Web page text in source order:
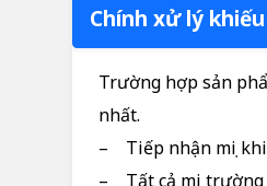
Chính xử lý
Trường hợp sản
nhất.
– Tiếp nhận mọi
– Tất cả mọi